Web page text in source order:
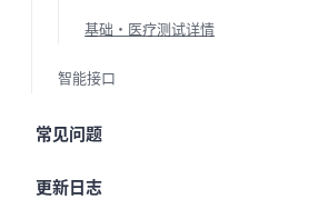
基础·医疗测试详情
智能接口
常见问题
更新日志